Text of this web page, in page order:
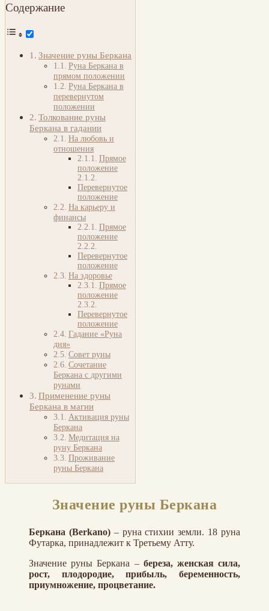
Содержание
Значение руны Беркана
Руна Беркана в
прямом положении
Руна Беркана в
перевернутом
положении
Толкование руны
Беркана в гадании
На любовь и
отношения
Прямое
положение
Перевернутое
положение
На карьеру и
финансы
Прямое
положение
Перевернутое
положение
На здоровье
Прямое
положение
Перевернутое
положение
Гадание «Руна
дня»
Совет руны
Сочетание
Беркана с другими
рунами
Применение руны
Беркана в магии
Активация руны
Беркана
Медитация на
руну Беркана
Проживание
руны Беркана
Значение руны Беркана
Беркана (Berkano)– руна стихии земли. 18 руна
Футарка, принадлежит к Третьему Атту.
Значение руны Беркана – береза, женская сила,
рост, плодородие, прибыль, беременность,
приумножение, процветание.